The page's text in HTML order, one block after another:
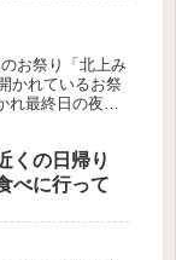
お祭り「北上み
かれているお祭
れ最終日の夜は
くの日帰り
べに行って